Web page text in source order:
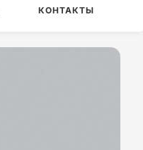
КОНТАКТЫ